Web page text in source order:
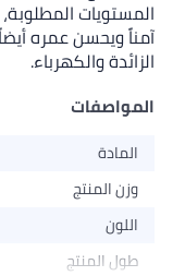
المستويات
آمناً ويحسن عمره
الزائدة والكهرباء.
المواصفات
المادة
وزن المنتج
اللون
طول المنتج